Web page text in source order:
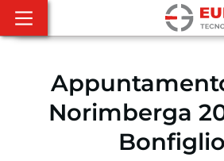
Norimberga